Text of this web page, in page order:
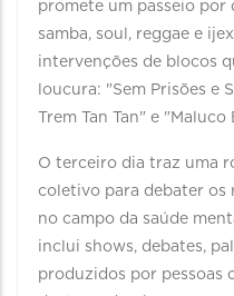
promete um passeio por
samba, soul, reggae e
intervenções de blocos
loucura: "Sem Prisões e
Trem Tan Tan" e
O terceiro dia traz uma
coletivo para debater os
no campo da saúde
inclui shows, debates,
produzidos por pessoas